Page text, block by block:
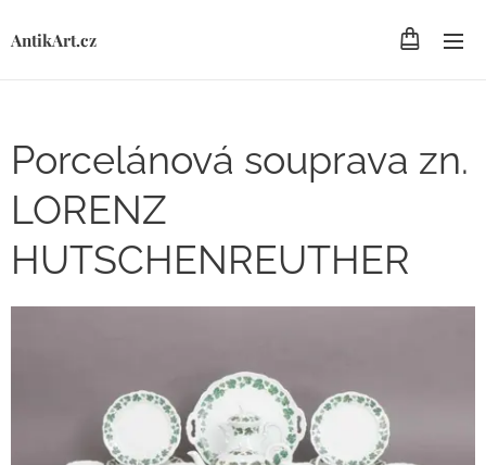
AntikArt.cz
Porcelánová souprava zn.
LORENZ
HUTSCHENREUTHER